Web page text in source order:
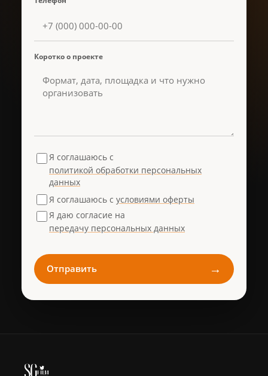
Коротко о проекте
Я соглашаюсь с
политикой обработки персональных
данных
Я соглашаюсь с условиями оферты
Я даю согласие на
передачу персональных данных
Отправить →